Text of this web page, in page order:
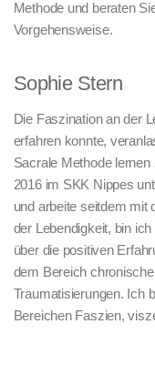
Methode und beraten
Vorgehensweise.
Sophie Stern
Die Faszination an der
erfahren konnte,
Sacrale Methode
2016 im SKK Nippes
und arbeite seitdem mit
der Lebendigkeit, bin
über die positiven
dem Bereich
Traumatisierungen. Ich
Bereichen Faszien,